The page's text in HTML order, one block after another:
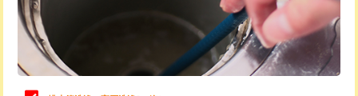
排水管工事（土の掘削・埋め戻し作
業）
11,000円~
排水管工事（排水管工事/3ｍまで） 55,000円
排水管工事（追加 排水管工事/3ｍ超
止水・漏水調査・防水処理・清掃・修
理・調整・分解・加工など（軽作業）
11,000円
止水・漏水調査・防水処理・清掃・修
理・調整・分解・加工など（中作業）
22,000円